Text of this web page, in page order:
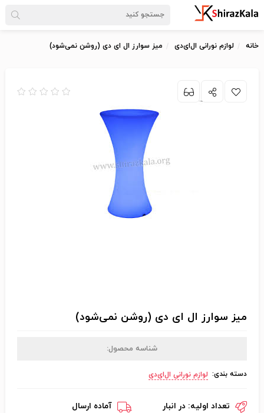
خانه لوازم نورانی ال‌ای‌دی میز سوارز ال ای دی (روشن نمی‌شود)
میز سوارز ال ای دی (روشن نمی‌شود)
شناسه محصول:
دسته بندی: لوازم نورانی ال‌ای‌دی
تعداد اولیه: در انبار آماده ارسال